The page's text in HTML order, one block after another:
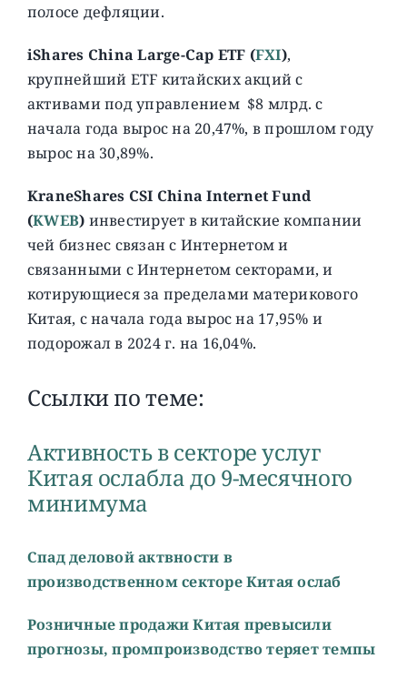
полосе дефляции.
iShares China Large-Cap ETF (FXI),
крупнейший ETF китайских акций с
активами под управлением $8 млрд. с
начала года вырос на 20,47%, в прошлом году
вырос на 30,89%.
KraneShares CSI China Internet Fund
(KWEB) инвестирует в китайские компании
чей бизнес связан с Интернетом и
связанными с Интернетом секторами, и
котирующиеся за пределами материкового
Китая, с начала года вырос на 17,95% и
подорожал в 2024 г. на 16,04%.
Ссылки по теме:
Активность в секторе услуг
Китая ослабла до 9-месячного
минимума
Спад деловой актвности в
производственном секторе Китая ослаб
Розничные продажи Китая превысили
прогнозы, промпроизводство теряет темпы